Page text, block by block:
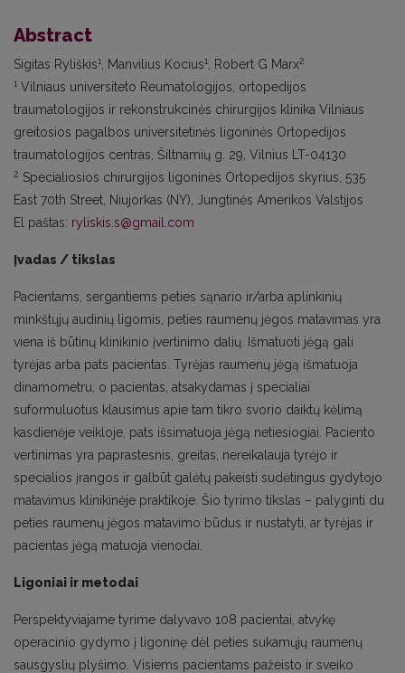
Abstract
Sigitas Ryliškis1 , Manvilius Kocius1 , Robert G Marx2
1 Vilniaus universiteto Reumatologijos, ortopedijos
traumatologijos ir rekonstrukcinės chirurgijos klinika Vilniaus
greitosios pagalbos universitetinės ligoninės Ortopedijos
traumatologijos centras, Šiltnamių g. 29, Vilnius LT-04130
2 Specialiosios chirurgijos ligoninės Ortopedijos skyrius, 535
East 70th Street, Niujorkas (NY), Jungtinės Amerikos Valstijos
El paštas: ryliskis.s@gmail.com
Įvadas / tikslas
Pacientams, sergantiems peties sąnario ir/arba aplinkinių
minkštųjų audinių ligomis, peties raumenų jėgos matavimas yra
viena iš būtinų klinikinio įvertinimo dalių. Išmatuoti jėgą gali
tyrėjas arba pats pacientas. Tyrėjas raumenų jėgą išmatuoja
dinamometru, o pacientas, atsakydamas į specialiai
suformuluotus klausimus apie tam tikro svorio daiktų kėlimą
kasdienėje veikloje, pats išsimatuoja jėgą netiesiogiai. Paciento
vertinimas yra paprastesnis, greitas, nereikalauja tyrėjo ir
specialios įrangos ir galbūt galėtų pakeisti sudėtingus gydytojo
matavimus klinikinėje praktikoje. Šio tyrimo tikslas – palyginti du
peties raumenų jėgos matavimo būdus ir nustatyti, ar tyrėjas ir
pacientas jėgą matuoja vienodai.
Ligoniai ir metodai
Perspektyviajame tyrime dalyvavo 108 pacientai, atvykę
operacinio gydymo į ligoninę dėl peties sukamųjų raumenų
sausgyslių plyšimo. Visiems pacientams pažeisto ir sveiko